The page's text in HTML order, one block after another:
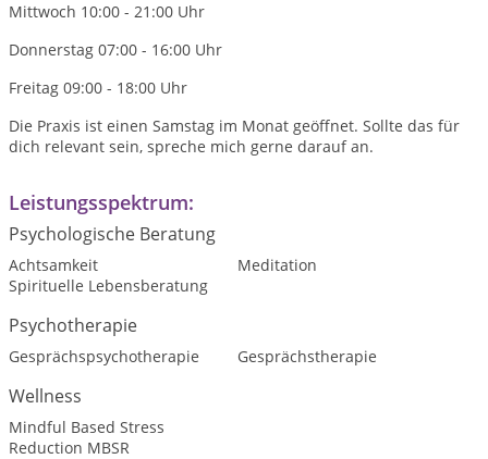
Mittwoch 10:00 - 21:00 Uhr
Donnerstag 07:00 - 16:00 Uhr
Freitag 09:00 - 18:00 Uhr
Die Praxis ist einen Samstag im Monat geöffnet. Sollte das für
dich relevant sein, spreche mich gerne darauf an.
Leistungsspektrum:
Psychologische Beratung
Achtsamkeit
Meditation
Spirituelle Lebensberatung
Psychotherapie
Gesprächspsychotherapie Gesprächstherapie
Wellness
Mindful Based Stress
Reduction MBSR